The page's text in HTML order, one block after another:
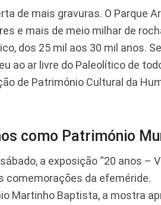
de mais gravuras. O Parque
e mais de meio milhar de
dos 25 mil aos 30 mil anos.
ao ar livre do Paleolítico de
de Património Cultural da
como Património
a exposição “20 anos –
comemorações da efeméride.
Martinho Baptista, a mostra